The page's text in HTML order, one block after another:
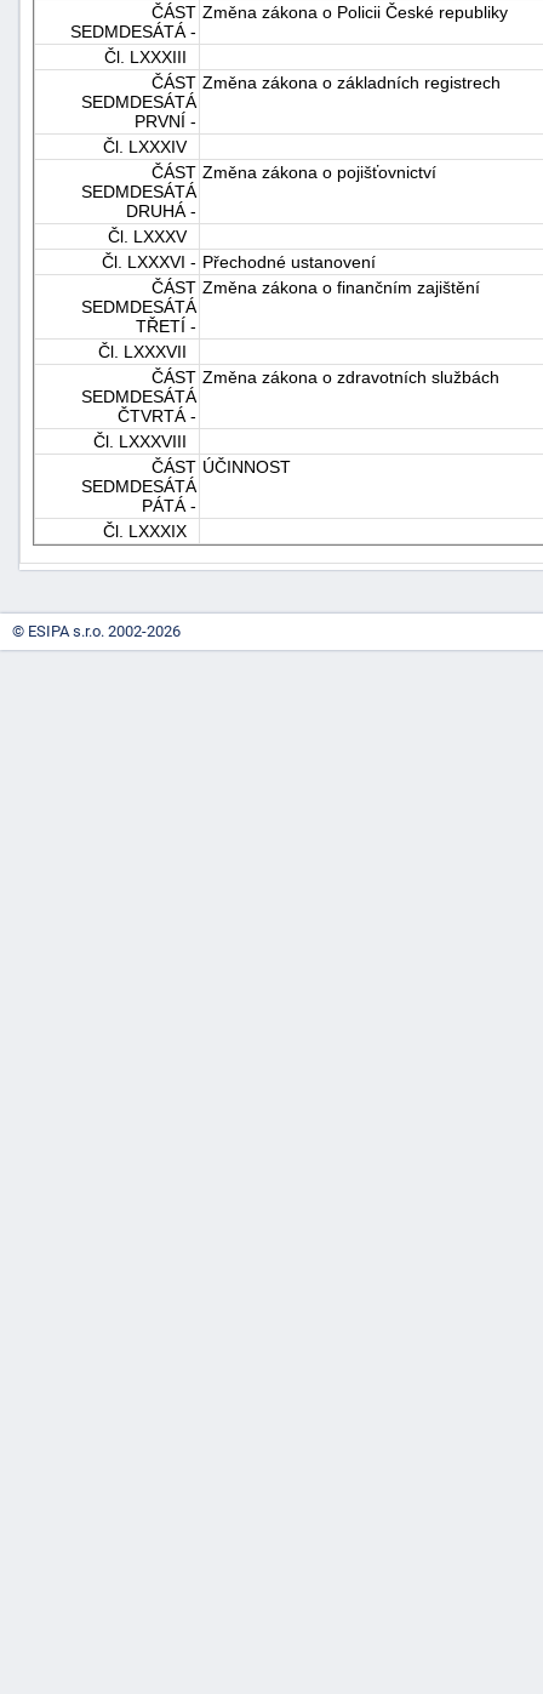
ČÁST
SEDMDESÁTÁ -
Změna zákona o Policii České republiky
Čl. LXXXIII
ČÁST
SEDMDESÁTÁ
PRVNÍ -
Změna zákona o základních registrech
Čl. LXXXIV
ČÁST
SEDMDESÁTÁ
DRUHÁ -
Změna zákona o pojišťovnictví
Čl. LXXXV
Čl. LXXXVI - Přechodné ustanovení
ČÁST
SEDMDESÁTÁ
TŘETÍ -
Změna zákona o finančním zajištění
Čl. LXXXVII
ČÁST
SEDMDESÁTÁ
ČTVRTÁ -
Změna zákona o zdravotních službách
Čl. LXXXVIII
ČÁST
SEDMDESÁTÁ
PÁTÁ -
ÚČINNOST
Čl. LXXXIX
© ESIPA s.r.o. 2002-2026